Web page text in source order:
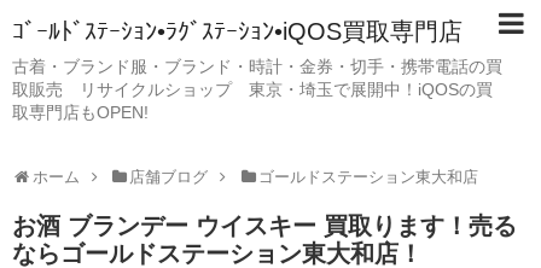
ｺﾞｰﾙﾄﾞｽﾃｰｼｮﾝ•ﾗｸﾞｽﾃｰｼｮﾝ•iQOS買取専門店
古着・ブランド服・ブランド・時計・金券・切手・携帯電話の買
取販売 リサイクルショップ 東京・埼玉で展開中！iQOSの買
取専門店もOPEN!
ホーム 店舗ブログ ゴールドステーション東大和店
お酒 ブランデー ウイスキー 買取ります！売る
ならゴールドステーション東大和店！